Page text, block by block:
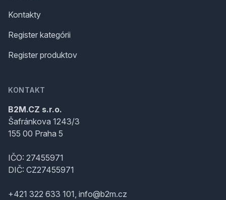
Kontakty
Register kategórii
Register produktov
KONTAKT
B2M.CZ s.r.o.
Šafránkova 1243/3
155 00 Praha 5
IČO: 27455971
DIČ: CZ27455971
+421 322 633 101, info@b2m.cz